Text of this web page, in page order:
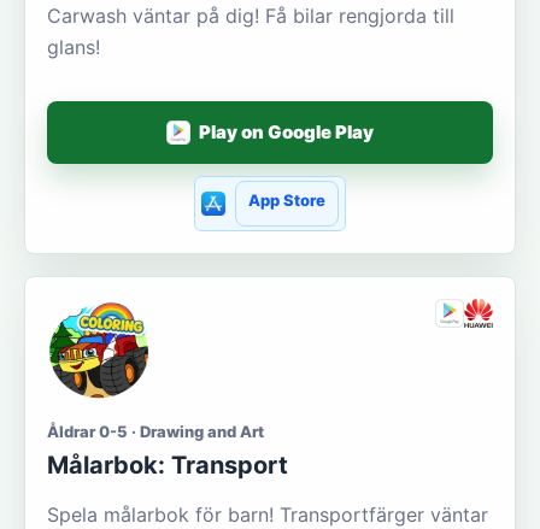
Carwash väntar på dig! Få bilar rengjorda till
glans!
Play on Google Play
App Store
Åldrar 0-5 · Drawing and Art
Målarbok: Transport
Spela målarbok för barn! Transportfärger väntar